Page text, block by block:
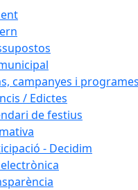
campanyes i programes
/ Edictes
de festius
- Decidim